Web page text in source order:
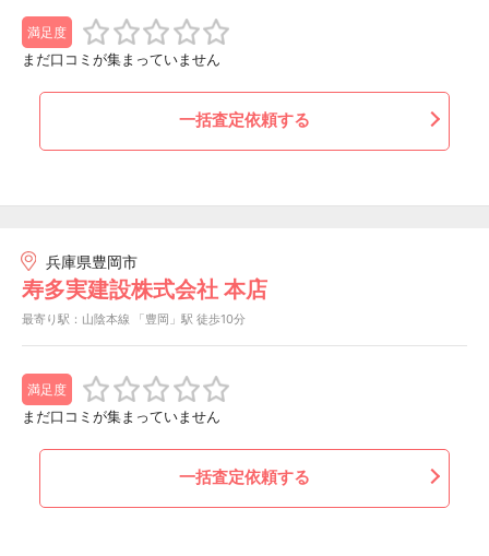
満足度
まだ口コミが集まっていません
一括査定依頼する
兵庫県豊岡市
寿多実建設株式会社 本店
最寄り駅：山陰本線 「豊岡」駅 徒歩10分
満足度
まだ口コミが集まっていません
一括査定依頼する